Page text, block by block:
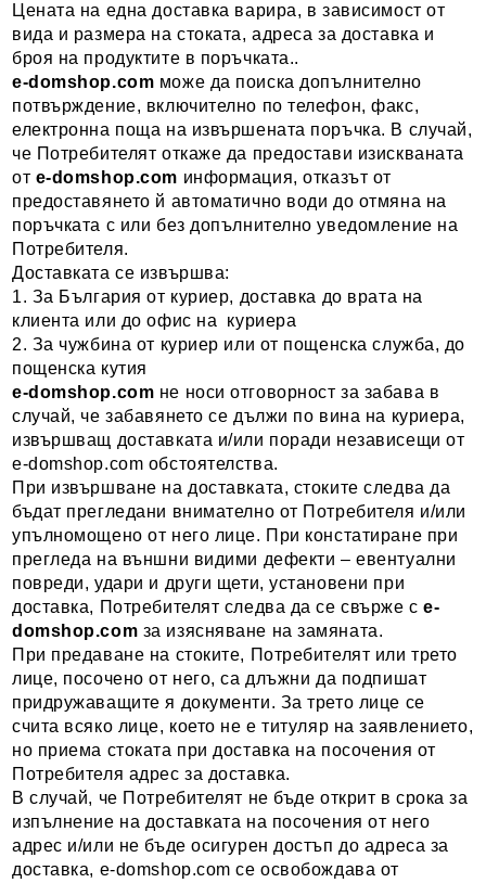
Цената на една доставка варира, в зависимост от
вида и размера на стоката, адреса за доставка и
броя на продуктите в поръчката..
e-domshop.com може да поиска допълнително
потвърждение, включително по телефон, факс,
електронна поща на извършената поръчка. В случай,
че Потребителят откаже да предостави изискваната
от e-domshop.com информация, отказът от
предоставянето й автоматично води до отмяна на
поръчката с или без допълнително уведомление на
Потребителя.
Доставката се извършва:
1. За България от куриер, доставка до врата на
клиента или до офис на куриера
2. За чужбина от куриер или от пощенска служба, до
пощенска кутия
e-domshop.com не носи отговорност за забава в
случай, че забавянето се дължи по вина на куриера,
извършващ доставката и/или поради независещи от
e-domshop.com обстоятелства.
При извършване на доставката, стоките следва да
бъдат прегледани внимателно от Потребителя и/или
упълномощено от него лице. При констатиране при
прегледа на външни видими дефекти – евентуални
повреди, удари и други щети, установени при
доставка, Потребителят следва да се свърже сe-
domshop.com за изясняване на замяната.
При предаване на стоките, Потребителят или трето
лице, посочено от него, са длъжни да подпишат
придружаващите я документи. За трето лице се
счита всяко лице, което не е титуляр на заявлението,
но приема стоката при доставка на посочения от
Потребителя адрес за доставка.
В случай, че Потребителят не бъде открит в срока за
изпълнение на доставката на посочения от него
адрес и/или не бъде осигурен достъп до адреса за
доставка, e-domshop.com се освобождава от